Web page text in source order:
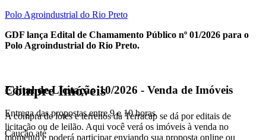
Polo Agroindustrial do Rio Preto
GDF lança Edital de Chamamento Público nº 01/2026 para o
Polo Agroindustrial do Rio Preto.
Compre Imóveis
A compra de lotes e terrenos da Terracap se dá por editais de
licitação ou de leilão. Aqui você verá os imóveis à venda no
momento e poderá participar enviando sua proposta online ou
Edital de Licitação 10/2026 - Venda de Imóveis
Entrega das propostas entre 9 e 10 horas
Caução até